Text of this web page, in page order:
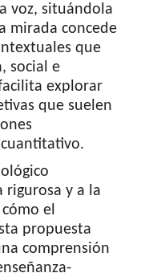
voz, situándola
mirada concede
que
social e
explorar
que suelen
rigurosa y a la
el
propuesta
comprensión